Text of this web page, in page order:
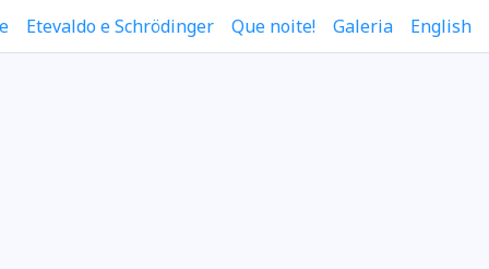
Etevaldo e Schrödinger Que noite! Galeria English